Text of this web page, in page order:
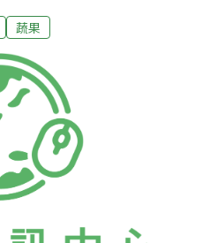
督轉基因生物（GMO）法規
更能接受基改技術。
蔬果